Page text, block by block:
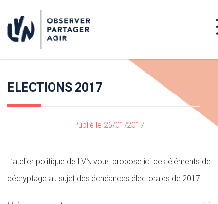
ELECTIONS 2017
Publié le 26/01/2017
L’atelier politique de LVN vous propose ici des éléments de
décryptage au sujet des échéances électorales de 2017.